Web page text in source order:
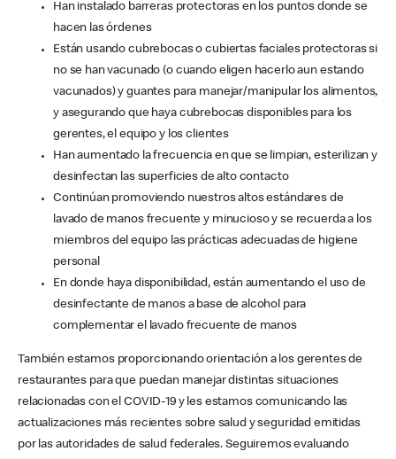
Han instalado barreras protectoras en los puntos donde se
hacen las órdenes
Están usando cubrebocas o cubiertas faciales protectoras si
no se han vacunado (o cuando eligen hacerlo aun estando
vacunados) y guantes para manejar/manipular los alimentos,
y asegurando que haya cubrebocas disponibles para los
gerentes, el equipo y los clientes
Han aumentado la frecuencia en que se limpian, esterilizan y
desinfectan las superficies de alto contacto
Continúan promoviendo nuestros altos estándares de
lavado de manos frecuente y minucioso y se recuerda a los
miembros del equipo las prácticas adecuadas de higiene
personal
En donde haya disponibilidad, están aumentando el uso de
desinfectante de manos a base de alcohol para
complementar el lavado frecuente de manos
También estamos proporcionando orientación a los gerentes de
restaurantes para que puedan manejar distintas situaciones
relacionadas con el COVID-19 y les estamos comunicando las
actualizaciones más recientes sobre salud y seguridad emitidas
por las autoridades de salud federales. Seguiremos evaluando